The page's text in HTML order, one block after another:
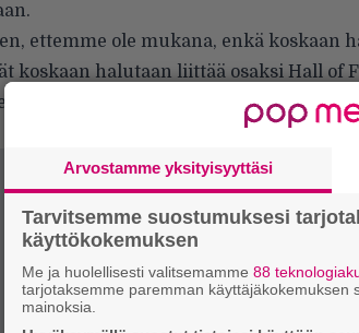
ettemme ole mukana, enkä koskaan
koskaan halutaan liittää osaksi Hall of
saa minun ruumistani näytteille”,
Arvostamme yksityisyyttäsi
Tarvitsemme suostumuksesi
käyttökokemuksen
Me ja huolellisesti valitsemamme 88
tarjotaksemme paremman käyttäjäkokemuksen
mainoksia.